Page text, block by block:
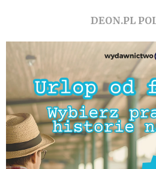
DEON.PL